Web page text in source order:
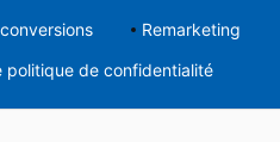
Remarketing
politique de confidentialité